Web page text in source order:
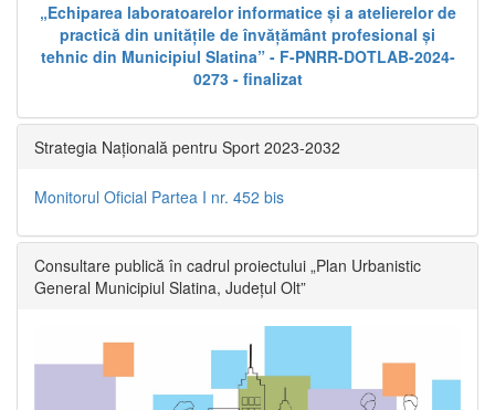
„Echiparea laboratoarelor informatice și a atelierelor de
practică din unitățile de învățământ profesional și
tehnic din Municipiul Slatina” - F-PNRR-DOTLAB-2024-
0273 - finalizat
Strategia Națională pentru Sport 2023-2032
Monitorul Oficial Partea I nr. 452 bis
Consultare publică în cadrul proiectului „Plan Urbanistic
General Municipiul Slatina, Județul Olt”